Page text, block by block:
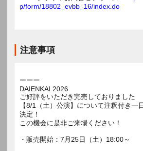
p/form/18802_evbb_16/index.do
注意事項
ーーー
DAIENKAI 2026
ご好評をいただき完売しておりました
【8/1（土）公演】について注釈付き一
決定！
この機会に是非ご来場ください！
・販売開始：7月25日（土）18:00～